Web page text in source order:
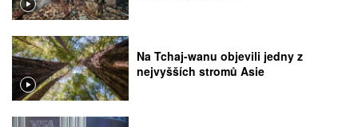
Na Tchaj-wanu objevili jedny z
nejvyšších stromů Asie